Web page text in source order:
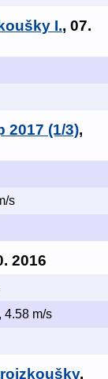
I., 07.
2017 (1/3),
s
2016
4.58 m/s
,